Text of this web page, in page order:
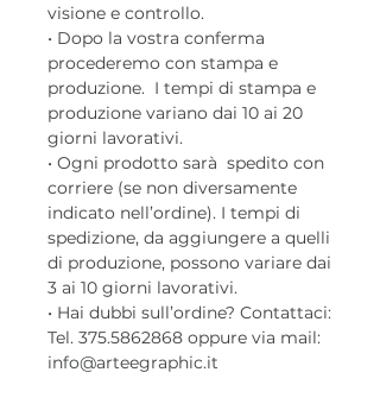
visione e controllo.
• Dopo la vostra conferma
procederemo con stampa e
produzione. I tempi di stampa e
produzione variano dai 10 ai 20
giorni lavorativi.
• Ogni prodotto sarà spedito con
corriere (se non diversamente
indicato nell’ordine). I tempi di
spedizione, da aggiungere a quelli
di produzione, possono variare dai
3 ai 10 giorni lavorativi.
• Hai dubbi sull’ordine? Contattaci:
Tel. 375.5862868 oppure via mail:
info@arteegraphic.it